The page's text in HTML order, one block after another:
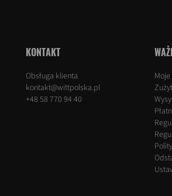
KONTAKT
Obsługa klienta
kontakt@wittpolska.pl
+48 58 770 94 40